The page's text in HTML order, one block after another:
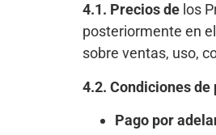
4.1. Precios de los
posteriormente en
sobre ventas, uso,
4.2. Condiciones de
Pago por